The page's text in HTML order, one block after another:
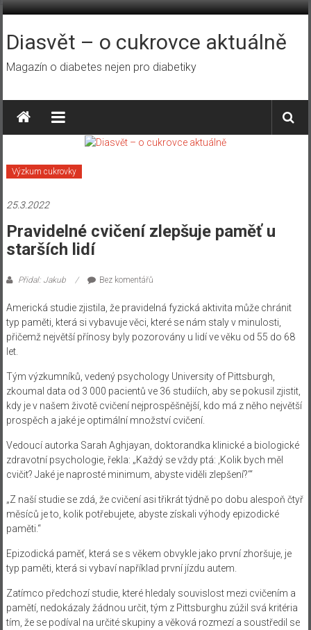
Přeskočit
obsah
Diasvět – o cukrovce aktuálně
Magazín o diabetes nejen pro diabetiky
Výzkum cukrovky
25.3.2022
Pravidelné cvičení zlepšuje paměť u
starších lidí
Přidal: Jakub Bez komentářů
Americká studie zjistila, že pravidelná fyzická aktivita může chránit
typ paměti, která si vybavuje věci, které se nám staly v minulosti,
přičemž největší přínosy byly pozorovány u lidí ve věku od 55 do 68
let.
Tým výzkumníků, vedený psychology University of Pittsburgh,
zkoumal data od 3 000 pacientů ve 36 studiích, aby se pokusil zjistit,
kdy je v našem životě cvičení nejprospěšnější, kdo má z něho největší
prospěch a jaké je optimální množství cvičení.
Vedoucí autorka Sarah Aghjayan, doktorandka klinické a biologické
zdravotní psychologie, řekla: „Každý se vždy ptá: ‚Kolik bych měl
cvičit? Jaké je naprosté minimum, abyste viděli zlepšení?‘“
„Z naší studie se zdá, že cvičení asi třikrát týdně po dobu alespoň čtyř
měsíců je to, kolik potřebujete, abyste získali výhody epizodické
paměti.“
Epizodická paměť, která se s věkem obvykle jako první zhoršuje, je
typ paměti, která si vybaví například první jízdu autem.
Zatímco předchozí studie, které hledaly souvislost mezi cvičením a
pamětí, nedokázaly žádnou určit, tým z Pittsburghu zúžil svá kritéria
tím, že se podíval na určité skupiny a věková rozmezí a soustředil se